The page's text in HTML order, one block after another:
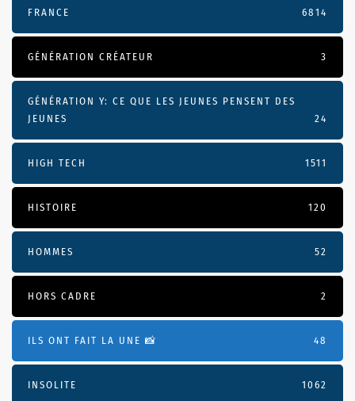
FRANCE 6814
GÉNÉRATION CRÉATEUR 3
GÉNÉRATION Y: CE QUE LES JEUNES PENSENT DES
JEUNES
24
HIGH TECH 1511
HISTOIRE 120
HOMMES 52
HORS CADRE 2
ILS ONT FAIT LA UNE 📸 48
INSOLITE 1062